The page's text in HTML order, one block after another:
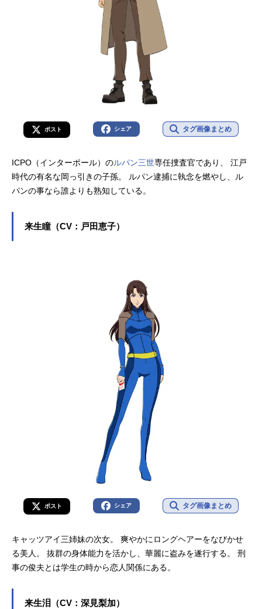
ポスト シェア タグ画像まとめ
ICPO（インターポール）のルパン三世専任捜査官であり、 江戸
時代の有名な岡っ引きの子孫。 ルパン逮捕に執念を燃やし、ル
パンの事なら誰よりも熟知している。
来生瞳（CV：戸田恵子）
ポスト シェア タグ画像まとめ
キャッツアイ三姉妹の次女。 爽やかにロングヘアーをなびかせ
る美人。 抜群の身体能力を活かし、華麗に盗みを遂行する。 刑
事の俊夫とは学生の時から恋人関係にある。
来生泪（CV：深見梨加）